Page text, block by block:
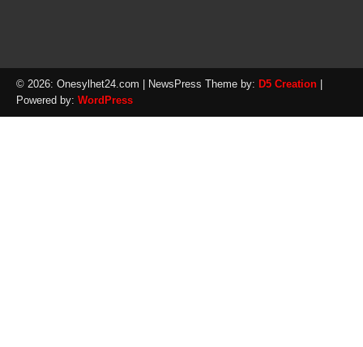
© 2026: Onesylhet24.com | NewsPress Theme by: D5 Creation
Powered by: WordPress